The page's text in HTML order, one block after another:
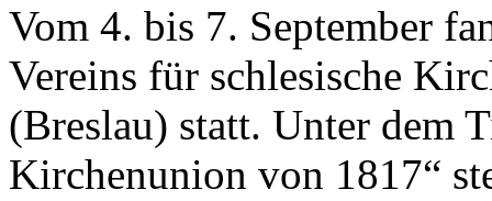
Vom 4. bis 7. September
Vereins für schlesische
(Breslau) statt. Unter dem
Kirchenunion von 1817“